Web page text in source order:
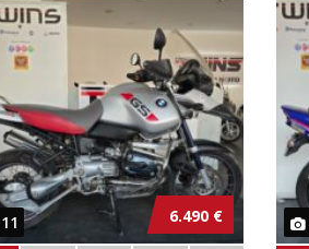
11 6.490 €